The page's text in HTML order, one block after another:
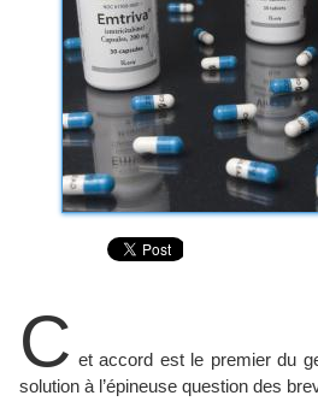
C et accord est le premier du
solution à l’épineuse question des